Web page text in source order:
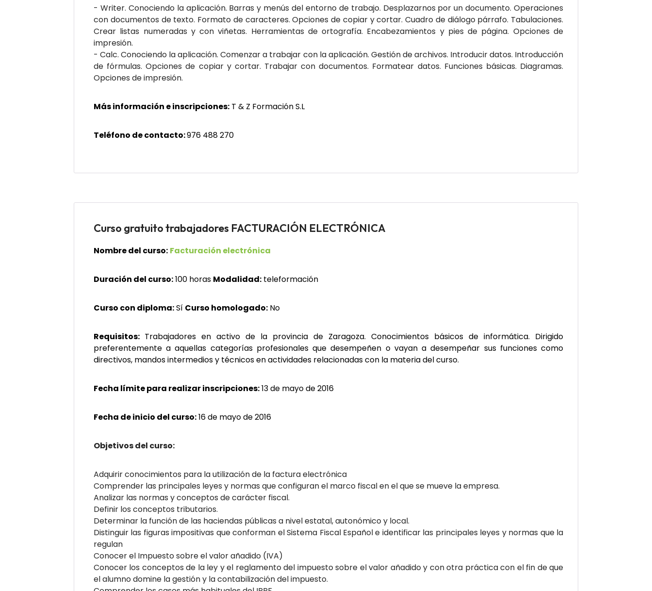
- Writer. Conociendo la aplicación. Barras y menús del entorno de trabajo. Desplazarnos por un documento. Operaciones
con documentos de texto. Formato de caracteres. Opciones de copiar y cortar. Cuadro de diálogo párrafo. Tabulaciones.
Crear listas numeradas y con viñetas. Herramientas de ortografía. Encabezamientos y pies de página. Opciones de
impresión.
- Calc. Conociendo la aplicación. Comenzar a trabajar con la aplicación. Gestión de archivos. Introducir datos. Introducción
de fórmulas. Opciones de copiar y cortar. Trabajar con documentos. Formatear datos. Funciones básicas. Diagramas.
Opciones de impresión.
Más información e inscripciones: T & Z Formación S.L
Teléfono de contacto:976 488 270
Curso gratuito trabajadores FACTURACIÓN ELECTRÓNICA
Nombre del curso: Facturación electrónica
Duración del curso:100 horas Modalidad: teleformación
Curso con diploma:Sí Curso homologado: No
Requisitos: Trabajadores en activo de la provincia de Zaragoza. Conocimientos básicos de informática. Dirigido
preferentemente a aquellas categorías profesionales que desempeñen o vayan a desempeñar sus funciones como
directivos, mandos intermedios y técnicos en actividades relacionadas con la materia del curso.
Fecha límite para realizar inscripciones:13 de mayo de 2016
Fecha de inicio del curso:16 de mayo de 2016
Objetivos del curso:
Adquirir conocimientos para la utilización de la factura electrónica
Comprender las principales leyes y normas que configuran el marco fiscal en el que se mueve la empresa.
Analizar las normas y conceptos de carácter fiscal.
Definir los conceptos tributarios.
Determinar la función de las haciendas públicas a nivel estatal, autonómico y local.
Distinguir las figuras impositivas que conforman el Sistema Fiscal Español e identificar las principales leyes y normas que la
regulan
Conocer el Impuesto sobre el valor añadido (IVA)
Conocer los conceptos de la ley y el reglamento del impuesto sobre el valor añadido y con otra práctica con el fin de que
el alumno domine la gestión y la contabilización del impuesto.